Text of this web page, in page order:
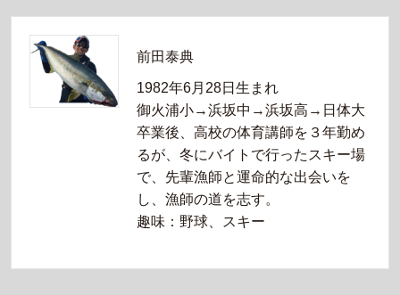
前田泰典
1982年6月28日生まれ
御火浦小→浜坂中→浜坂高→日体大
卒業後、高校の体育講師を３年勤め
るが、冬にバイトで行ったスキー場
で、先輩漁師と運命的な出会いを
し、漁師の道を志す。
趣味：野球、スキー